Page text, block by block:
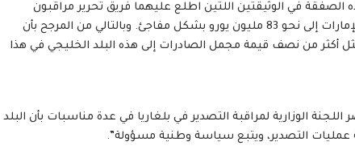
تسليم هذه الصفقة في الوثيقتين اللتين اطلع عليهما فريق تحرير مراقبون
فرانس24، فقد ارتفعت قيمة صادرات بلغاريا إلى الإمارات إلى نحو 83 مليون يورو بشكل مفاجئ. وبالتالي من المرجح بأن
يمثل أكثر من نصف قيمة مجمل الصادرات إلى هذه البلد الخليجي في هذا
لفريق تحرير مراقبون فرانس24، تصر اللجنة الوزارية لمراقبة التصدير في بلغاريا في عدة مناسبات بأن البلد
التصدير، ويتبع سياسة وطنية مسؤولة”.